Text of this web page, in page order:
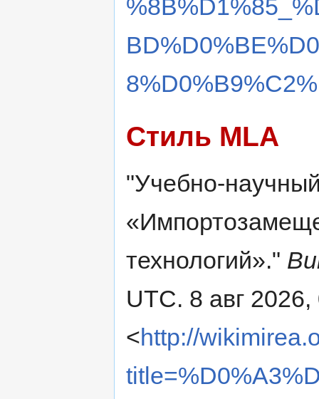
Стиль MLA
"Учебно-
технологий»."
UTC. 8 авг
<http://